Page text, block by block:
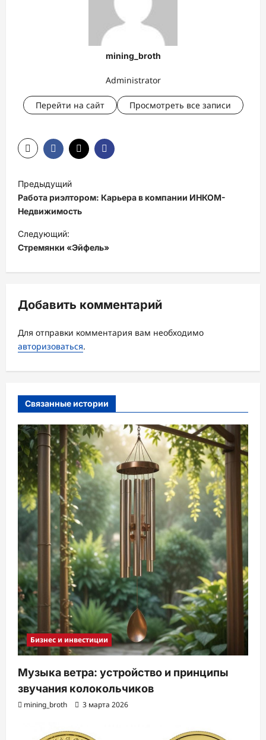
mining_broth
Administrator
Перейти на сайт Просмотреть все записи
а
в
и
г
а
и
з
и
с
и
Предыдущий
Работа риэлтором: Карьера в компании ИНКОМ-
Недвижимость
Следующий:
Стремянки «Эйфель»
Добавить комментарий
Для отправки комментария вам необходимо
авторизоваться.
Связанные истории
Бизнес и инвестиции
Музыка ветра: устройство и принципы
звучания колокольчиков
mining_broth 3 марта 2026